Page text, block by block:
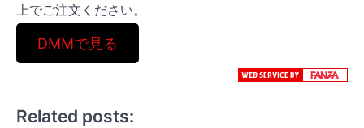
上でご注文ください。
DMMで見る
Related posts: